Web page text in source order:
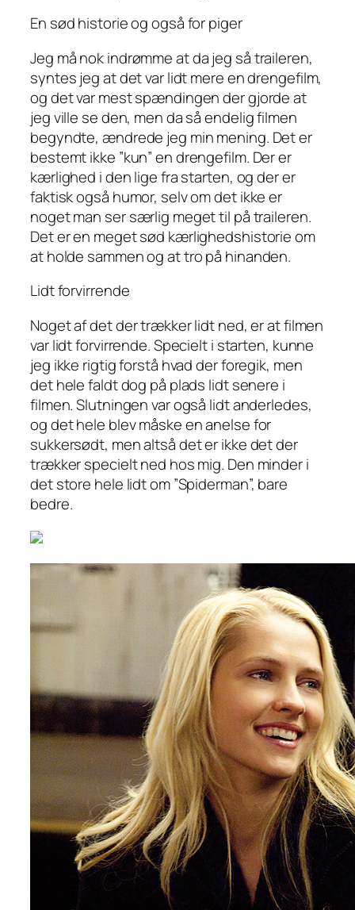
En sød historie og også for piger
Jeg må nok indrømme at da jeg så traileren,
syntes jeg at det var lidt mere en drengefilm,
og det var mest spændingen der gjorde at
jeg ville se den, men da så endelig filmen
begyndte, ændrede jeg min mening. Det er
bestemt ikke ”kun” en drengefilm. Der er
kærlighed i den lige fra starten, og der er
faktisk også humor, selv om det ikke er
noget man ser særlig meget til på traileren.
Det er en meget sød kærlighedshistorie om
at holde sammen og at tro på hinanden.
Lidt forvirrende
Noget af det der trækker lidt ned, er at filmen
var lidt forvirrende. Specielt i starten, kunne
jeg ikke rigtig forstå hvad der foregik, men
det hele faldt dog på plads lidt senere i
filmen. Slutningen var også lidt anderledes,
og det hele blev måske en anelse for
sukkersødt, men altså det er ikke det der
trækker specielt ned hos mig. Den minder i
det store hele lidt om ”Spiderman”, bare
bedre.